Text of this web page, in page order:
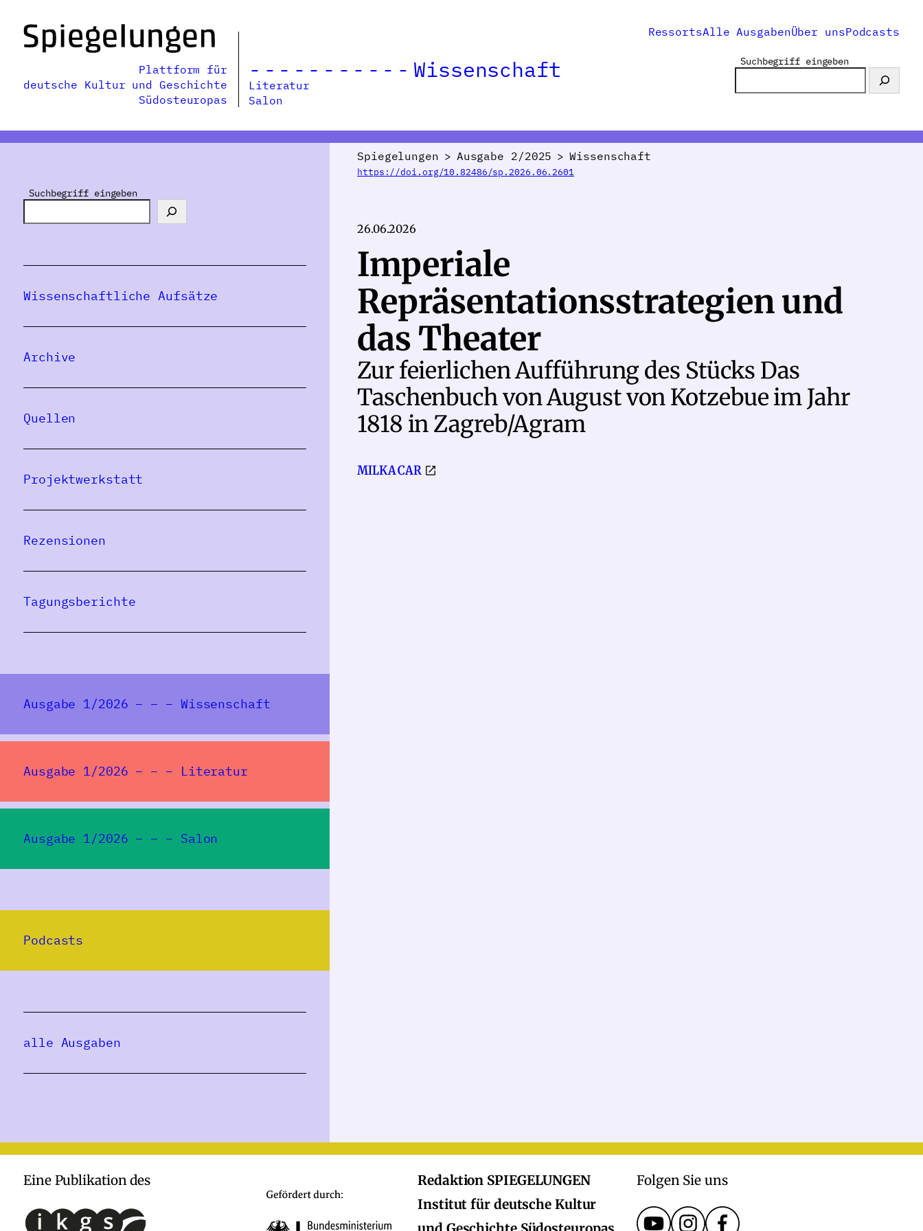
Inhalt
springen
Plattform für
deutsche Kultur und Geschichte
Südosteuropas
Wissenschaft
Literatur
Salon
RessortsAlle AusgabenÜber unsPodcasts
Suchbegriff eingeben
Suchbegriff eingeben
Wissenschaftliche Aufsätze
Archive
Quellen
Projektwerkstatt
Rezensionen
Tagungsberichte
Ausgabe 1/2026 – – – Wissenschaft
Ausgabe 1/2026 – – – Literatur
Ausgabe 1/2026 – – – Salon
Podcasts
alle Ausgaben
Spiegelungen > Ausgabe 2/2025 > Wissenschaft
https://doi.org/10.82486/sp.2026.06.2601
26.06.2026
Imperiale
Repräsentationsstrategien und
das Theater
Zur feierlichen Aufführung des Stücks Das
Taschenbuch von August von Kotzebue im Jahr
1818 in Zagreb/Agram
MILKA CAR
Eine Publikation des
Redaktion SPIEGELUNGEN
Institut für deutsche Kultur
Folgen Sie uns